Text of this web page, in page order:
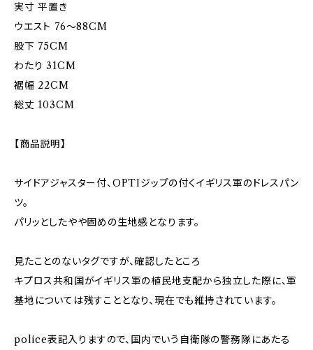
実寸 平置き
ウエスト 76〜88CM
股下 75CM
わたり 31CM
裾幅 22CM
総丈 103CM
【商品説明】
サイドアジャスター付、OPTIジップの付くイギリス軍のドレスパン
ツ。
パリッとしたやや固めの生地感となります。
見たことのないタグですが、確認したところ
キプロス共和国がイギリス軍の植民地支配から独立した際に、軍
基地については残すこととなり、現在でも維持されています。
police表記入りますので、国内でいう自衛隊の警務隊にあたる